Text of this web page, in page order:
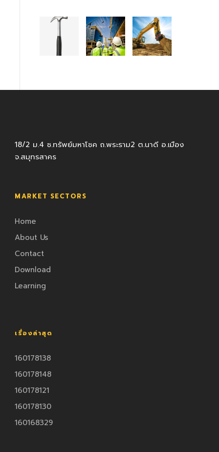
18/2 ม.4 ซ.ทรัพย์มหาโชค ถ.พระราม2 ต.นาดี อ.เมือง
จ.สมุทรสาคร
MARKET SECTORS
Home
About Us
Contact
Download
Learning
เรื่องล่าสุด
160178138
160178148
160178121
160178130
160168329